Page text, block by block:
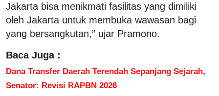
Jakarta bisa menikmati fasilitas yang dimiliki
oleh Jakarta untuk membuka wawasan bagi
yang bersangkutan,” ujar Pramono.
Baca Juga :
Dana Transfer Daerah Terendah Sepanjang Sejarah,
Senator: Revisi RAPBN 2026